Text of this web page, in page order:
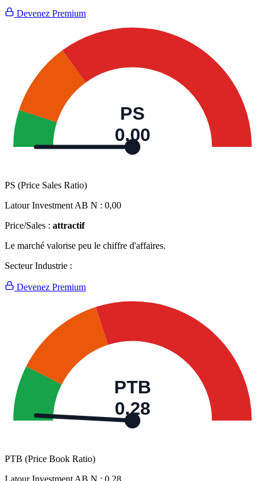
Devenez Premium
PS
0,00
PS (Price Sales Ratio)
Latour Investment AB N : 0,00
Price/Sales : attractif
Le marché valorise peu le chiffre d'affaires.
Secteur Industrie :
Devenez Premium
PTB
0,28
PTB (Price Book Ratio)